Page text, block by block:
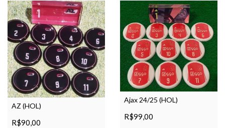
AZ (HOL)
R$90,00
Ajax 24/25 (HOL)
R$99,00